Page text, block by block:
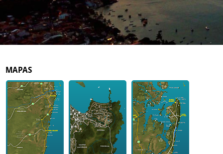
MAPAS